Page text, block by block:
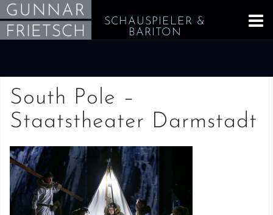
Skip
to
content
SCHAUSPIELER &
BARITON
South Pole –
Staatstheater Darmstadt